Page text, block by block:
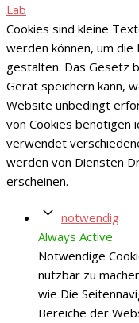
Lab
Cookies sind kleine
werden können, um
gestalten. Das Gesetz
Gerät speichern kann,
Website unbedingt
von Cookies benötigen
verwendet
werden von Diensten
erscheinen.
notwendig
Always Active
Notwendige
nutzbar zu
wie Die
Bereiche der